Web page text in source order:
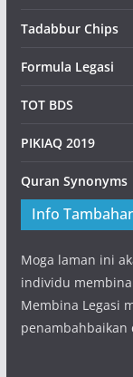
Tadabbur Chips
Formula Legasi
TOT BDS
PIKIAQ 2019
Quran Synonyms
Info
Moga laman ini
individu
Membina Legasi
penambahbaikan